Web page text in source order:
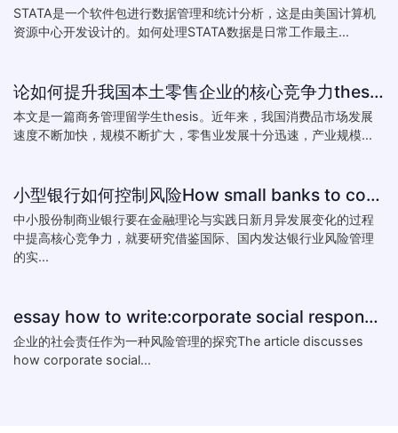
STATA是一个软件包进行数据管理和统计分析，这是由美国计算机
资源中心开发设计的。如何处理STATA数据是日常工作最主...
论如何提升我国本土零售企业的核心竞争力thesis:The theory of how to improve the core competitiveness of domestic retail e
本文是一篇商务管理留学生thesis。近年来，我国消费品市场发展
速度不断加快，规模不断扩大，零售业发展十分迅速，产业规模...
小型银行如何控制风险How small banks to control risk
中小股份制商业银行要在金融理论与实践日新月异发展变化的过程
中提高核心竞争力，就要研究借鉴国际、国内发达银行业风险管理
的实...
essay how to write:corporate social responsibility practice
企业的社会责任作为一种风险管理的探究The article discusses
how corporate social...